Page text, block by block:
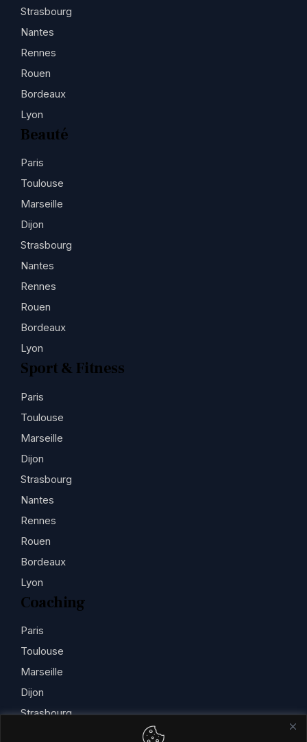
Strasbourg
Nantes
Rennes
Rouen
Bordeaux
Lyon
Beauté
Paris
Toulouse
Marseille
Dijon
Strasbourg
Nantes
Rennes
Rouen
Bordeaux
Lyon
Sport & Fitness
Paris
Toulouse
Marseille
Dijon
Strasbourg
Nantes
Rennes
Rouen
Bordeaux
Lyon
Coaching
Paris
Toulouse
Marseille
Dijon
Strasbourg